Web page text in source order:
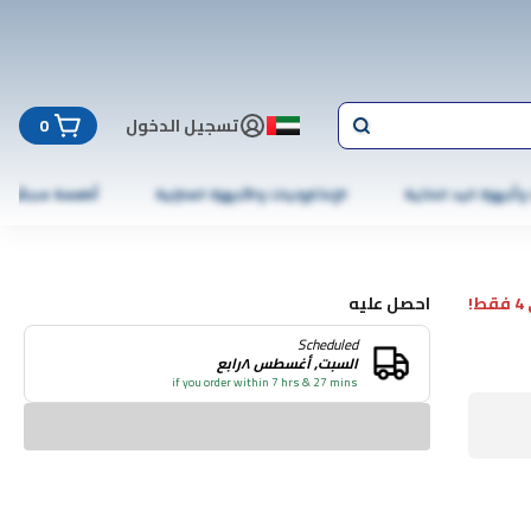
تسجيل الدخول 0
اليد الذكية الإلكترونيات والأجهزة المنزلية أطعمة مجمّدة
احصل عليه
Scheduled
السبت, أغسطس ٨رابع
if you order within 7 hrs & 27 mins